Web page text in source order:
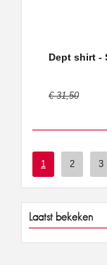
Dept shirt -
€ 31,50
1 2 3
Laatst bekeken